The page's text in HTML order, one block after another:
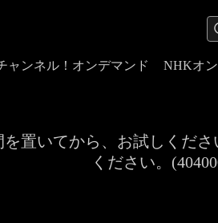
ャンネル！オンデマンド NHKオ
置いてから、お試しくだ
ください。